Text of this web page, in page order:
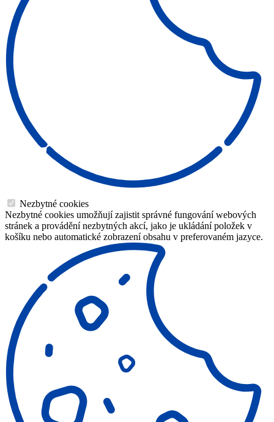
Nezbytné cookies
Nezbytné cookies umožňují zajistit správné fungování webových
stránek a provádění nezbytných akcí, jako je ukládání položek v
košíku nebo automatické zobrazení obsahu v preferovaném jazyce.